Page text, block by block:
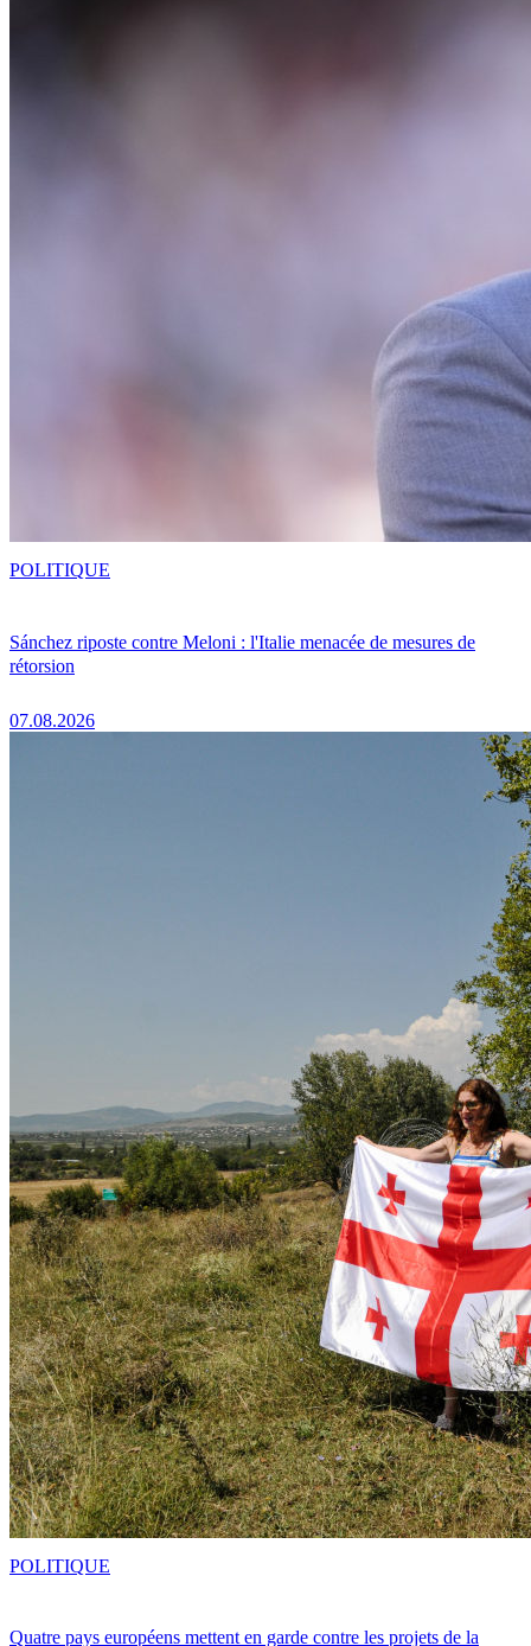
Sánchez riposte contre Meloni : l'Italie menacée de mesures de
rétorsion
07.08.2026
POLITIQUE
Quatre pays européens mettent en garde contre les projets de la
POLITIQUE